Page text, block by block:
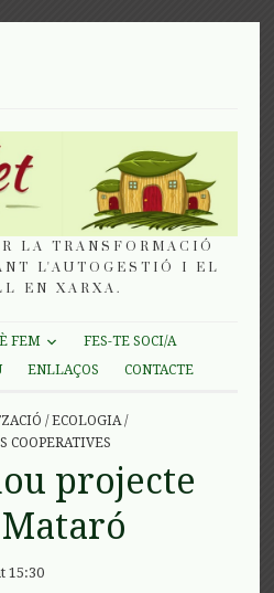
LA TRANSFORMACIÓ
L'AUTOGESTIÓ I EL
EN XARXA.
FEM
FES-TE SOCI/A
ENLLAÇOS CONTACTE
/ECOLOGIA/
COOPERATIVES
projecte
Mataró
15:30